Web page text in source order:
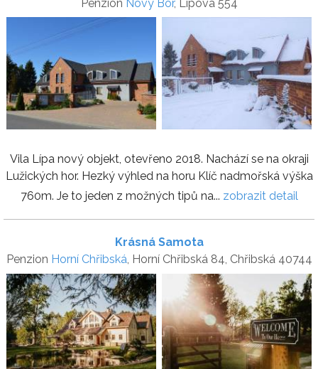
Penzion Nový Bor, Lipová 554
Vila Lípa nový objekt, otevřeno 2018. Nachází se na okraji
Lužických hor. Hezký výhled na horu Klíč nadmořská výška
760m. Je to jeden z možných tipů na... zobrazit detail
Krásná Samota
Penzion Horní Chřibská, Horní Chřibská 84, Chřibská 40744